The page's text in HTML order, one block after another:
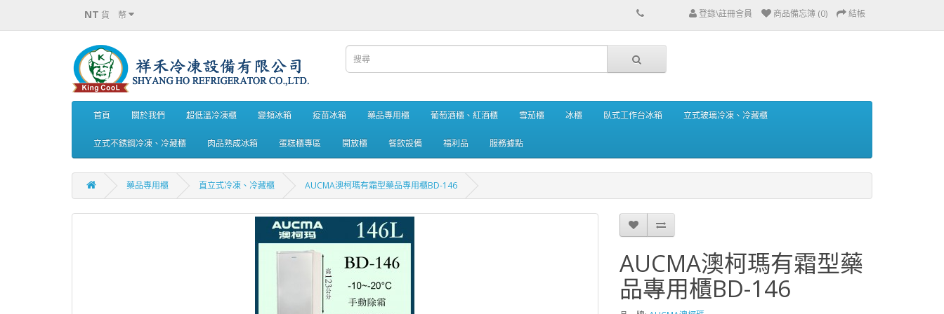
NT 貨 幣 登錄\註冊會員 商品備忘簿 (0) 結帳
首頁 關於我們 超低溫冷凍櫃 變頻冰箱 疫苗冰箱 藥品專用櫃 葡萄酒櫃、紅酒櫃 雪茄櫃 冰櫃 臥式工作台冰箱 立式玻璃冷凍、冷藏櫃
立式不銹鋼冷凍、冷藏櫃 肉品熟成冰箱 蛋糕櫃專區 開放櫃 餐飲設備 福利品 服務據點
藥品專用櫃 直立式冷凍、冷藏櫃 AUCMA澳柯瑪有霜型藥品專用櫃BD-146
AUCMA澳柯瑪有霜型藥
品專用櫃BD-146